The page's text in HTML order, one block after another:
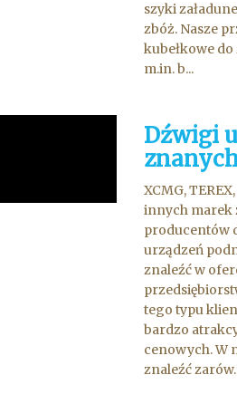
szyki
zbóż. Nasze
kubełkowe
m.in. b...
Dźwigi
XCMG,
innych marek
producentów
urządzeń
znaleźć w
tego typu
bardzo
cenowych. W
znaleźć